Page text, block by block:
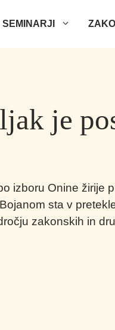
SEMINARJI
je
izboru Onine žirije
sta v
zakonskih in